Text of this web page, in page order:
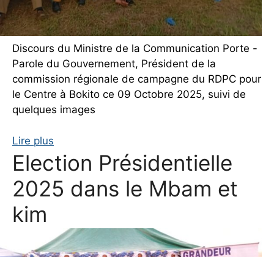
Discours du Ministre de la Communication Porte -
Parole du Gouvernement, Président de la
commission régionale de campagne du RDPC pour
le Centre à Bokito ce 09 Octobre 2025, suivi de
quelques images
Lire plus
Election Présidentielle
2025 dans le Mbam et
kim